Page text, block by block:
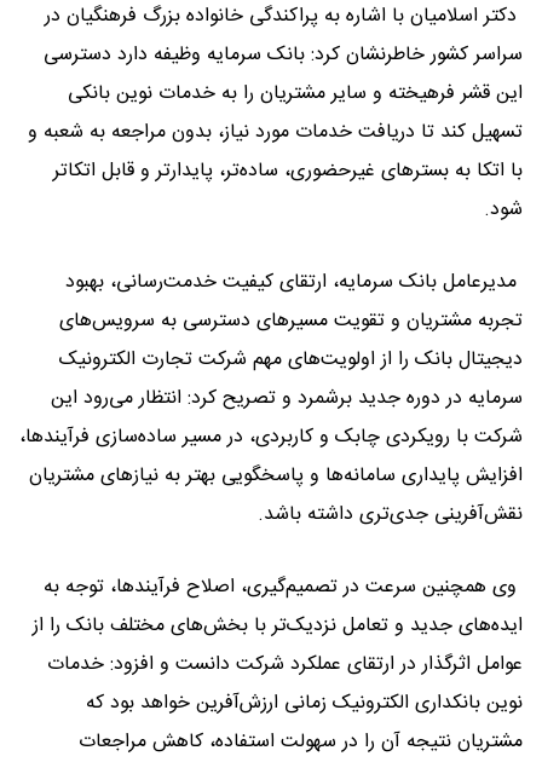
دکتر اسلامیان با اشاره به پراکندگی خانواده بزرگ فرهنگیان در
سراسر کشور خاطرنشان کرد: بانک سرمایه وظیفه دارد دسترسی
این قشر فرهیخته و سایر مشتریان را به خدمات نوین بانکی
تسهیل کند تا دریافت خدمات مورد نیاز، بدون مراجعه به شعبه و
با اتکا به بسترهای غیرحضوری، ساده‌تر، پایدارتر و قابل اتکاتر
شود.
مدیرعامل بانک سرمایه، ارتقای کیفیت خدمت‌رسانی، بهبود
تجربه مشتریان و تقویت مسیرهای دسترسی به سرویس‌های
دیجیتال بانک را از اولویت‌های مهم شرکت تجارت الکترونیک
سرمایه در دوره جدید برشمرد و تصریح کرد: انتظار می‌رود این
شرکت با رویکردی چابک و کاربردی، در مسیر ساده‌سازی فرآیندها،
افزایش پایداری سامانه‌ها و پاسخگویی بهتر به نیازهای مشتریان
نقش‌آفرینی جدی‌تری داشته باشد.
وی همچنین سرعت در تصمیم‌گیری، اصلاح فرآیندها، توجه به
ایده‌های جدید و تعامل نزدیک‌تر با بخش‌های مختلف بانک را از
عوامل اثرگذار در ارتقای عملکرد شرکت دانست و افزود: خدمات
نوین بانکداری الکترونیک زمانی ارزش‌آفرین خواهد بود که
مشتریان نتیجه آن را در سهولت استفاده، کاهش مراجعات